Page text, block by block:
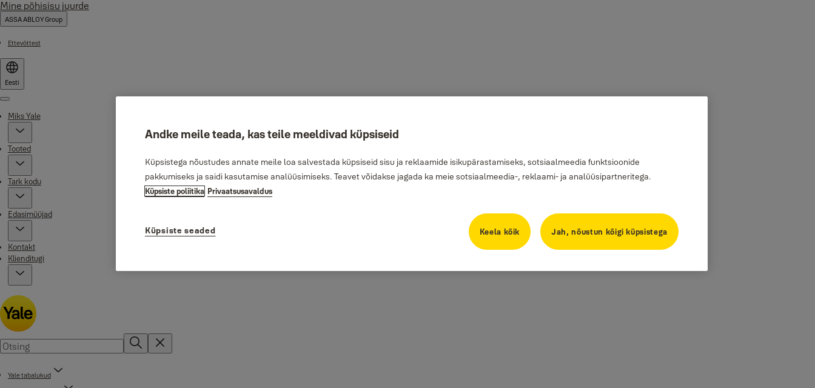
Mine põhisisu juurde
ASSA ABLOY Group
Ettevõttest
Eesti
Menu
Miks Yale
Tooted
Tark kodu
Edasimüüjad
Kontakt
Klienditugi
Yale tabalukud
Andke meile teada, kas teile meeldivad küpsiseid
Küpsistega nõustudes annate meile loa salvestada küpsiseid sisu ja reklaamide isikupärastamiseks, sotsiaalmeedia funktsioonide
pakkumiseks ja saidi kasutamise analüüsimiseks. Teavet võidakse jagada ka meie sotsiaalmeedia-, reklaami- ja analüüsipartneritega.
Küpsiste poliitika Privaatsusavaldus
Keela kõik Jah, nõustun kõigi küpsistega
Küpsiste seaded